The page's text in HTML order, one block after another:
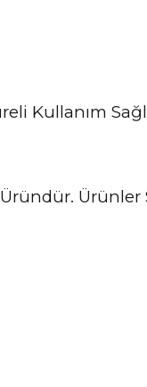
Kullanım
Ürünler